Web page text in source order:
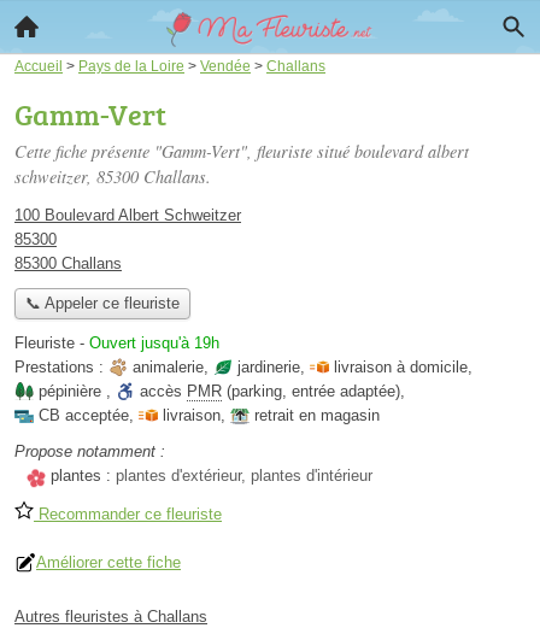
Accueil > Pays de la Loire > Vendée > Challans
Gamm-Vert
Cette fiche présente "Gamm-Vert", fleuriste situé boulevard albert
schweitzer, 85300 Challans.
100 Boulevard Albert Schweitzer
85300
85300 Challans
📞 Appeler ce fleuriste
Fleuriste - Ouvert jusqu'à 19h
Prestations :
animalerie, jardinerie, livraison à domicile,
pépinière , accès PMR (parking, entrée adaptée),
CB acceptée, livraison,
retrait en magasin
Propose notamment :
plantes : plantes d'extérieur, plantes d'intérieur
Recommander ce fleuriste
Améliorer cette fiche
Autres fleuristes à Challans